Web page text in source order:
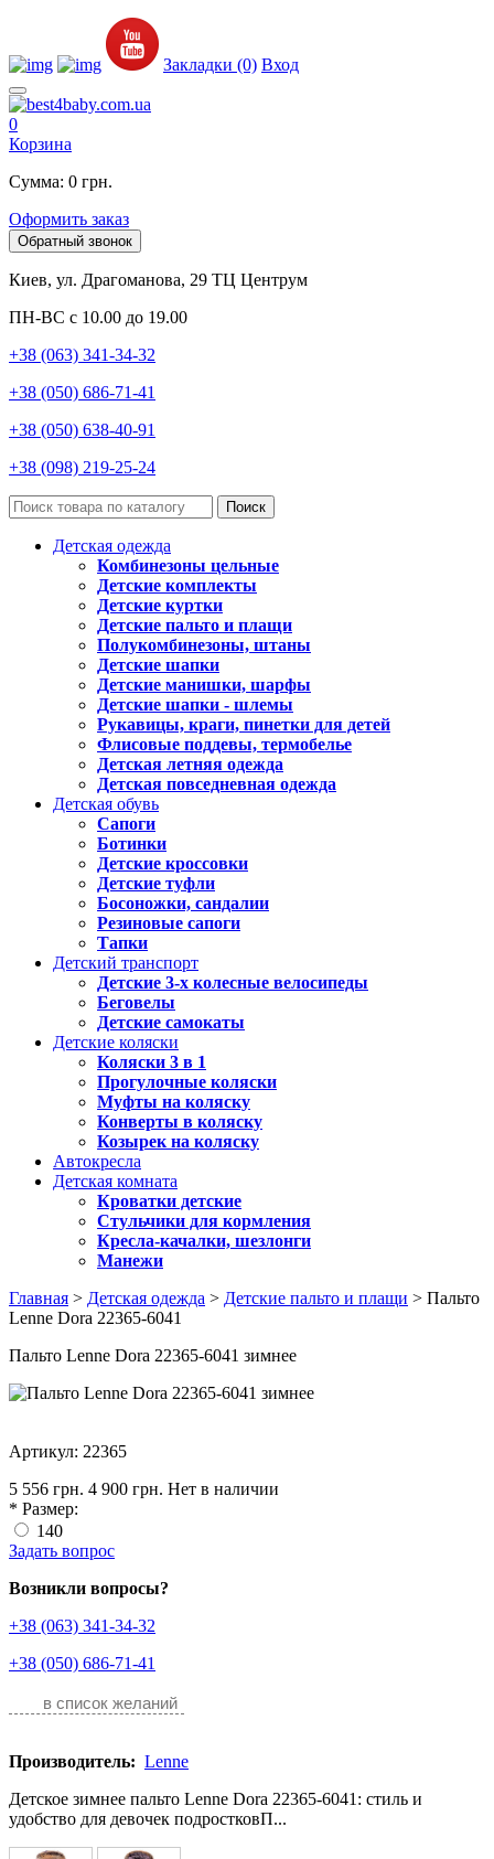
Закладки (0) Вход
0
Корзина
Сумма: 0 грн.
Оформить заказ
Обратный звонок
Киев, ул. Драгоманова, 29 ТЦ Центрум
ПН-ВС с 10.00 до 19.00
+38 (063) 341-34-32
+38 (050) 686-71-41
+38 (050) 638-40-91
+38 (098) 219-25-24
Поиск
Детская одежда
Комбинезоны цельные
Детские комплекты
Детские куртки
Детские пальто и плащи
Полукомбинезоны, штаны
Детские шапки
Детские манишки, шарфы
Детские шапки - шлемы
Рукавицы, краги, пинетки для детей
Флисовые поддевы, термобелье
Детская летняя одежда
Детская повседневная одежда
Детская обувь
Сапоги
Ботинки
Детские кроссовки
Детские туфли
Босоножки, сандалии
Резиновые сапоги
Тапки
Детский транспорт
Детские 3-х колесные велосипеды
Беговелы
Детские самокаты
Детские коляски
Коляски 3 в 1
Прогулочные коляски
Муфты на коляску
Конверты в коляску
Козырек на коляску
Автокресла
Детская комната
Кроватки детские
Стульчики для кормления
Кресла-качалки, шезлонги
Манежи
Главная > Детская одежда > Детские пальто и плащи > Пальто
Lenne Dora 22365-6041
Пальто Lenne Dora 22365-6041 зимнее
Артикул: 22365
5 556 грн. 4 900 грн. Нет в наличии
* Размер:
140
Задать вопрос
Возникли вопросы?
+38 (063) 341-34-32
+38 (050) 686-71-41
в список желаний
Производитель: Lenne
Детское зимнее пальто Lenne Dora 22365-6041: стиль и
удобство для девочек подростковП...